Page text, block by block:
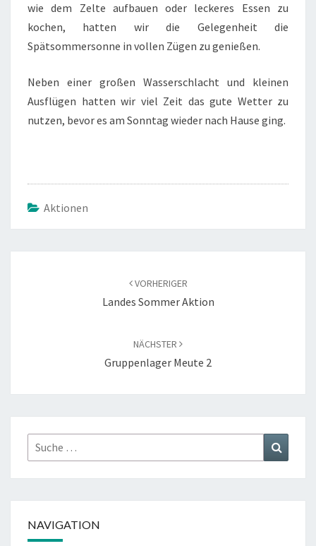
wie dem Zelte aufbauen oder leckeres Essen zu
kochen, hatten wir die Gelegenheit die
Spätsommersonne in vollen Zügen zu genießen.
Neben einer großen Wasserschlacht und kleinen
Ausflügen hatten wir viel Zeit das gute Wetter zu
nutzen, bevor es am Sonntag wieder nach Hause ging.
Aktionen
VORHERIGER
Landes Sommer Aktion
NÄCHSTER
Gruppenlager Meute 2
Suche
nach:
NAVIGATION